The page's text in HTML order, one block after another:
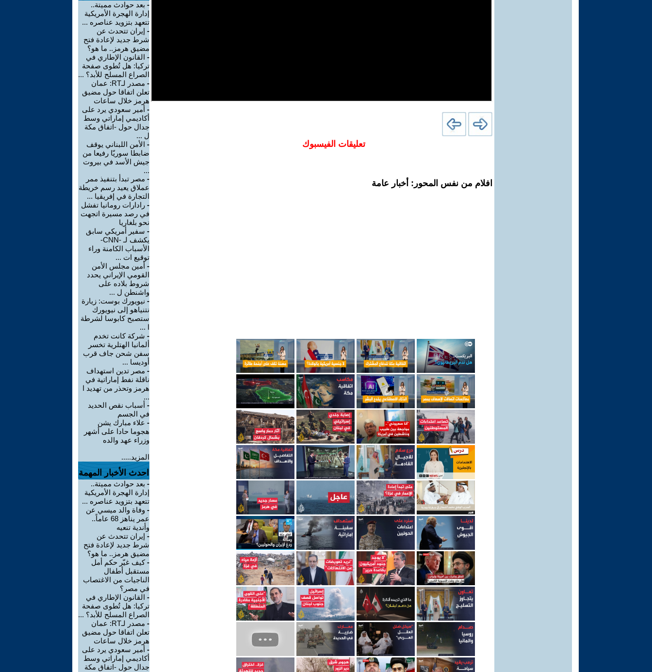
تعليقات الفيسبوك
افلام من نفس المحور: أخبار عامة
- بعد حوادث مميتة..
إدارة الهجرة الأمريكية
تتعهد بتزويد عناصره ...
- إيران تتحدث عن
شرط جديد لإعادة فتح
مضيق هرمز.. ما هو؟
- القانون الإطاري في
تركيا: هل تُطوى صفحة
الصراع المسلح للأبد؟ ...
-
مصدر لـRT: عمان
تعلن اتفاقا حول مضيق
هرمز خلال ساعات
- أمير سعودي يرد على
أكاديمي إماراتي وسط
جدال حول -اتفاق مكة
ل ...
- الأمن اللبناني يوقف
ضابطا سوريّا رفيعا من
جيش الأسد في بيروت
...
- مصر تبدأ بتنفيذ ممر
عملاق يعيد رسم خريطة
التجارة في إفريقيا ...
- رادارات رومانيا تفشل
في رصد مسيرة اتجهت
نحو بلغاريا
- سفير أمريكي سابق
يكشف لـ -CNN-
الأسباب الكامنة وراء
توقيع ات ...
- أمين مجلس الأمن
القومي الإيراني يحدد
شروط بلاده على
واشنطن ل ...
- نيويورك بوست: زيارة
نتنياهو إلى نيويورك
ستصبح كابوسا لشرطة
ا ...
- شركة كانت تخدم
ألمانيا الهتلرية تخسر
سفن شحن جاف قرب
أوديسا ...
- مصر تدين استهداف
ناقلة نفط إماراتية في
هرمز وتحذر من تهديد ا
...
- أسباب نقص الحديد
في الجسم
- علاء مبارك يشن
هجوما حادا على أشهر
وزراء عهد والده
المزيد.....
احدث الأخبار المهمة
- بعد حوادث مميتة..
إدارة الهجرة الأمريكية
تتعهد بتزويد عناصره ...
- وفاة والد ميسي عن
عمر يناهز 68 عاماً..
وأندية تنعيه
- إيران تتحدث عن
شرط جديد لإعادة فتح
مضيق هرمز.. ما هو؟
-كيف غيّر حكم أمل
مستقبل أطفال
الناجيات من الاغتصاب
في مصر؟
- القانون الإطاري في
تركيا: هل تُطوى صفحة
الصراع المسلح للأبد؟ ...
-
مصدر لـRT: عمان
تعلن اتفاقا حول مضيق
هرمز خلال ساعات
- أمير سعودي يرد على
أكاديمي إماراتي وسط
جدال حول -اتفاق مكة